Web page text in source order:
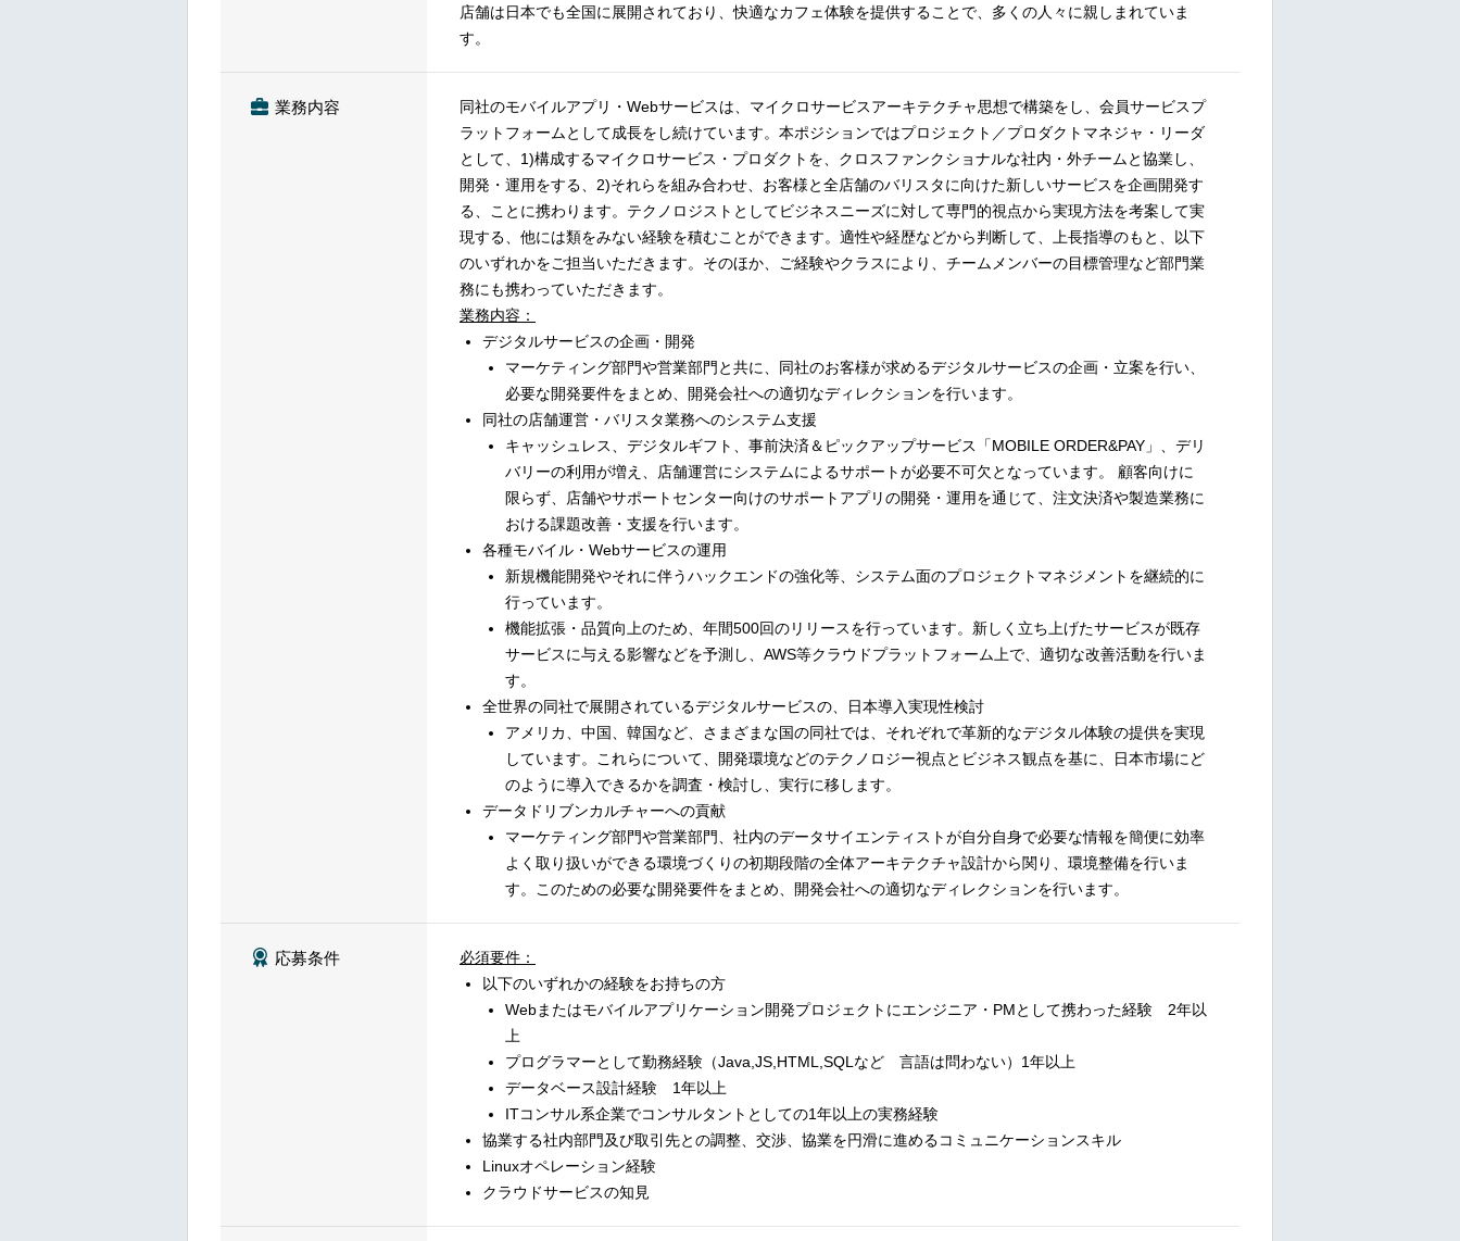
店舗は日本でも全国に展開されており、快適なカフェ体験を提供することで、多くの人々に親しまれていま
す。
業務内容
同社のモバイルアプリ・Webサービスは、マイクロサービスアーキテクチャ思想で構築をし、会員サービスプ
ラットフォームとして成長をし続けています。本ポジションではプロジェクト／プロダクトマネジャ・リーダ
として、1)構成するマイクロサービス・プロダクトを、クロスファンクショナルな社内・外チームと協業し、
開発・運用をする、2)それらを組み合わせ、お客様と全店舗のバリスタに向けた新しいサービスを企画開発す
る、ことに携わります。テクノロジストとしてビジネスニーズに対して専門的視点から実現方法を考案して実
現する、他には類をみない経験を積むことができます。適性や経歴などから判断して、上長指導のもと、以下
のいずれかをご担当いただきます。そのほか、ご経験やクラスにより、チームメンバーの目標管理など部門業
務にも携わっていただきます。
業務内容：
デジタルサービスの企画・開発
マーケティング部門や営業部門と共に、同社のお客様が求めるデジタルサービスの企画・立案を行い、
必要な開発要件をまとめ、開発会社への適切なディレクションを行います。
同社の店舗運営・バリスタ業務へのシステム支援
キャッシュレス、デジタルギフト、事前決済＆ピックアップサービス「MOBILE ORDER&PAY」、デリ
バリーの利用が増え、店舗運営にシステムによるサポートが必要不可欠となっています。 顧客向けに
限らず、店舗やサポートセンター向けのサポートアプリの開発・運用を通じて、注文決済や製造業務に
おける課題改善・支援を行います。
各種モバイル・Webサービスの運用
新規機能開発やそれに伴うハックエンドの強化等、システム面のプロジェクトマネジメントを継続的に
行っています。
機能拡張・品質向上のため、年間500回のリリースを行っています。新しく立ち上げたサービスが既存
サービスに与える影響などを予測し、AWS等クラウドプラットフォーム上で、適切な改善活動を行いま
す。
全世界の同社で展開されているデジタルサービスの、日本導入実現性検討
アメリカ、中国、韓国など、さまざまな国の同社では、それぞれで革新的なデジタル体験の提供を実現
しています。これらについて、開発環境などのテクノロジー視点とビジネス観点を基に、日本市場にど
のように導入できるかを調査・検討し、実行に移します。
データドリブンカルチャーへの貢献
マーケティング部門や営業部門、社内のデータサイエンティストが自分自身で必要な情報を簡便に効率
よく取り扱いができる環境づくりの初期段階の全体アーキテクチャ設計から関り、環境整備を行いま
す。このための必要な開発要件をまとめ、開発会社への適切なディレクションを行います。
応募条件
必須要件：
以下のいずれかの経験をお持ちの方
Webまたはモバイルアプリケーション開発プロジェクトにエンジニア・PMとして携わった経験 2年以
上
プログラマーとして勤務経験（Java,JS,HTML,SQLなど 言語は問わない）1年以上
データベース設計経験 1年以上
ITコンサル系企業でコンサルタントとしての1年以上の実務経験
協業する社内部門及び取引先との調整、交渉、協業を円滑に進めるコミュニケーションスキル
Linuxオペレーション経験
クラウドサービスの知見